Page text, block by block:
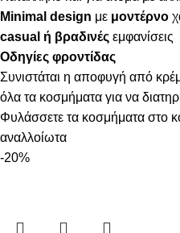
Minimal design με μοντέρνο
casual ή βραδινές εμφανίσεις
Οδηγίες φροντίδας
Συνιστάται η αποφυγή από
όλα τα κοσμήματα για να
Φυλάσσετε τα κοσμήματα στο
αναλλοίωτα
-20%